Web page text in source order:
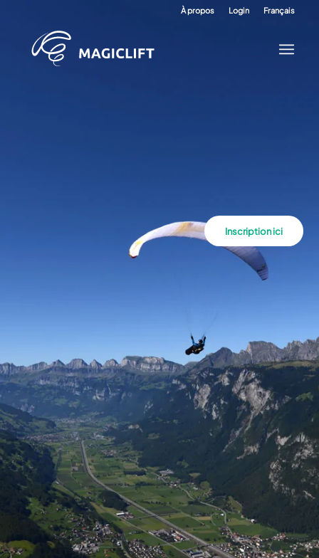
À propos Login Français
Inscription ici